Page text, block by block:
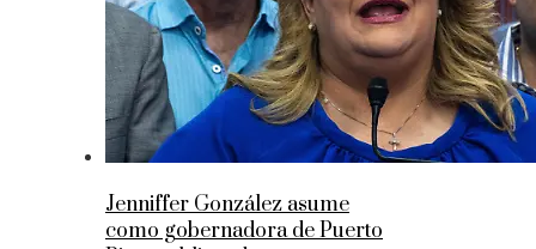
Jenniffer González asume
como gobernadora de Puerto